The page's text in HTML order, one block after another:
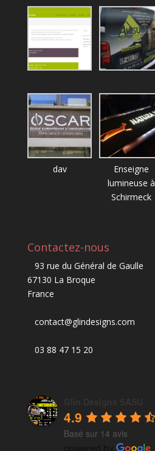
dav
Enseigne
lumineuse à
Schirmeck
Contactez-nous
93 rue du Général de Gaulle
67130 La Broque
France
contact@glindesigns.com
03 88 47 15 20
4.9
Basé sur 14 avis